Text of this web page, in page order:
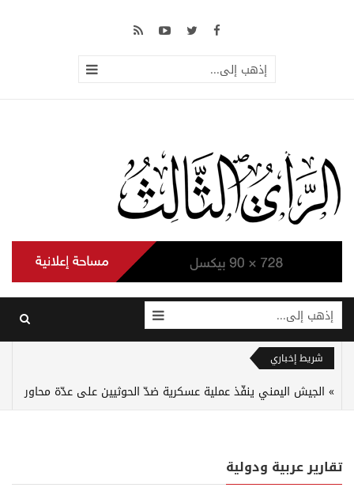
إذهب إلى...
إذهب إلى...
شريط إخباري
الجيش اليمني ينفّذ عملية عسكرية ضدّ الحوثيين على عدّة محاور
تقارير عربية ودولية